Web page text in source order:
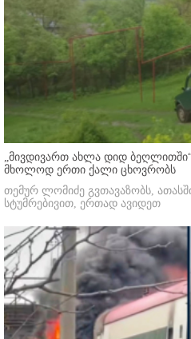
„მივდივართ ახლა დიდ
მხოლოდ ერთი ქალი ცხოვრობს
თემურ ლომიძე გვთავაზობს,
სტუმრებივით, ერთად ავიდეთ